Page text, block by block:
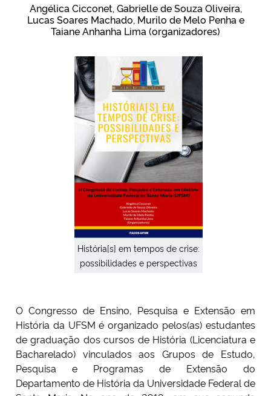
Ministério da Educação
Ministério de Minas e Energia
Ministério da Ciência, Tecnologia, Inovações e Comunicações
Ministério do Meio Ambiente
Ministério do Desenvolvimento Regional
Controladoria-Geral da União
Secretaria-Geral
Secretaria de Governo
Angélica Cicconet, Gabrielle de Souza Oliveira,
Lucas Soares Machado, Murilo de Melo Penha e
Taiane Anhanha Lima (organizadores)
História[s] em tempos de crise:
possibilidades e perspectivas
O Congresso de Ensino, Pesquisa e Extensão em
História da UFSM é organizado pelos(as) estudantes
de graduação dos cursos de História (Licenciatura e
Bacharelado) vinculados aos Grupos de Estudo,
Pesquisa e Programas de Extensão do
Departamento de História da Universidade Federal de